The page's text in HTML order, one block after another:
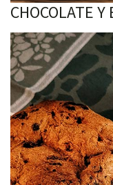
CHOCOLATE